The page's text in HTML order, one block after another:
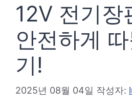
12V 전기장
안전하게
기!
2025년 08월 04일 작성자: